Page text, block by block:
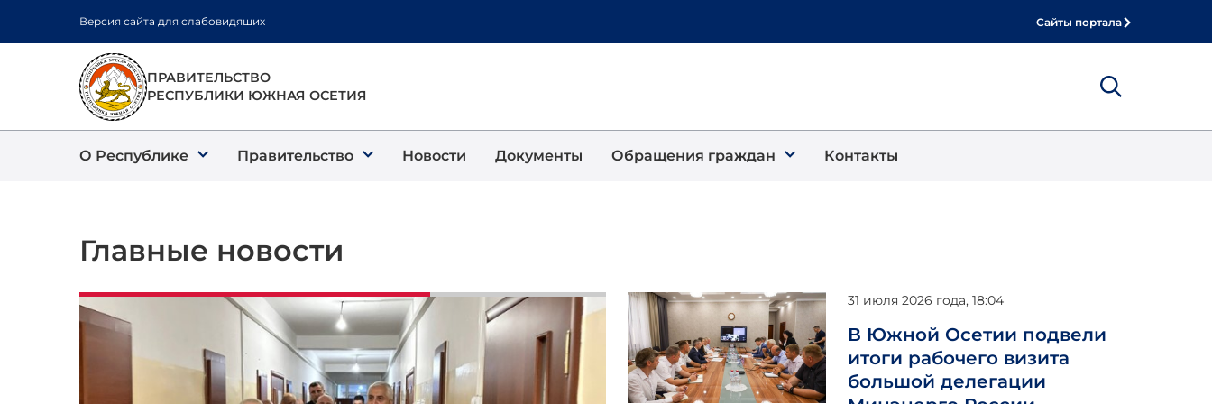
содержанию
Версия сайта для слабовидящих Сайты портала
ПРАВИТЕЛЬСТВО
РЕСПУБЛИКИ ЮЖНАЯ ОСЕТИЯ
О Республике Правительство Новости Документы Обращения граждан Контакты
Главные новости
В Южной Осетии подвели
итоги рабочего визита
большой делегации
31 июля 2026 года, 18:04